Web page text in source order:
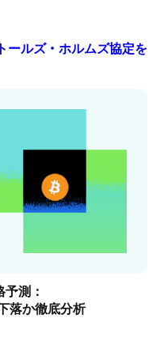
ールズ・ホルムズ協定を
測：
落か徹底分析